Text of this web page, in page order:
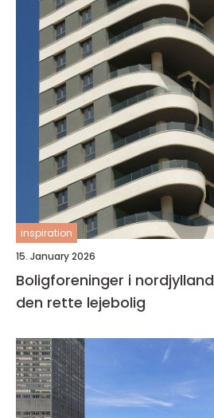
inspiration
15. January 2026
Boligforeninger i nordjylland sådan finder du
den rette lejebolig